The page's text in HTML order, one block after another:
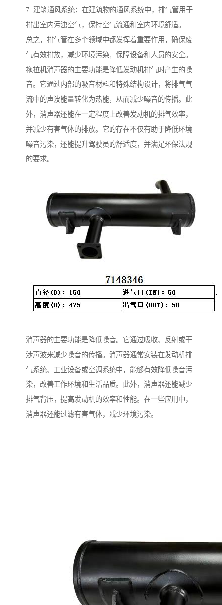
7. 建筑通风系统：在建筑物的通风系统中，排气管用于
排出室内污浊空气，保持空气流通和室内环境舒适。
总之，排气管在多个领域中都发挥着重要作用，确保废
气有效排放，减少环境污染，保障设备和人员的安全。
拖拉机消声器的主要功能是降低发动机排气时产生的噪
音。它通过内部的吸音材料和特殊结构设计，将排气气
流中的声波能量转化为热能，从而减少噪音的传播。此
外，消声器还能在一定程度上改善发动机的排气效率，
并减少有害气体的排放。它的存在不仅有助于降低环境
噪音污染，还能提升驾驶员的舒适度，并满足环保法规
的要求。
消声器的主要功能是降低噪音。它通过吸收、反射或干
涉声波来减少噪音的传播。消声器通常安装在发动机排
气系统、工业设备或空调系统中，能够有效降低噪音污
染，改善工作环境和生活品质。此外，消声器还能减少
排气背压，提高发动机的效率和性能。在一些应用中，
消声器还能过滤有害气体，减少环境污染。